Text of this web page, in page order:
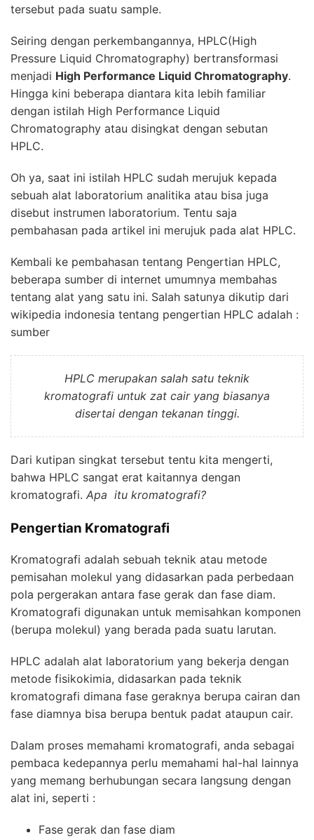
tersebut pada suatu sample.
Seiring dengan perkembangannya, HPLC(High
Pressure Liquid Chromatography) bertransformasi
menjadi High Performance Liquid Chromatography.
Hingga kini beberapa diantara kita lebih familiar
dengan istilah High Performance Liquid
Chromatography atau disingkat dengan sebutan
HPLC.
Oh ya, saat ini istilah HPLC sudah merujuk kepada
sebuah alat laboratorium analitika atau bisa juga
disebut instrumen laboratorium. Tentu saja
pembahasan pada artikel ini merujuk pada alat HPLC.
Kembali ke pembahasan tentang Pengertian HPLC,
beberapa sumber di internet umumnya membahas
tentang alat yang satu ini. Salah satunya dikutip dari
wikipedia indonesia tentang pengertian HPLC adalah :
sumber
HPLC merupakan salah satu teknik
kromatografi untuk zat cair yang biasanya
disertai dengan tekanan tinggi.
Dari kutipan singkat tersebut tentu kita mengerti,
bahwa HPLC sangat erat kaitannya dengan
kromatografi. Apa itu kromatografi?
Pengertian Kromatografi
Kromatografi adalah sebuah teknik atau metode
pemisahan molekul yang didasarkan pada perbedaan
pola pergerakan antara fase gerak dan fase diam.
Kromatografi digunakan untuk memisahkan komponen
(berupa molekul) yang berada pada suatu larutan.
HPLC adalah alat laboratorium yang bekerja dengan
metode fisikokimia, didasarkan pada teknik
kromatografi dimana fase geraknya berupa cairan dan
fase diamnya bisa berupa bentuk padat ataupun cair.
Dalam proses memahami kromatografi, anda sebagai
pembaca kedepannya perlu memahami hal-hal lainnya
yang memang berhubungan secara langsung dengan
alat ini, seperti :
Fase gerak dan fase diam